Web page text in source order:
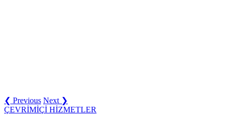
❮ Previous Next ❯
ÇEVRİMİÇİ HİZMETLER